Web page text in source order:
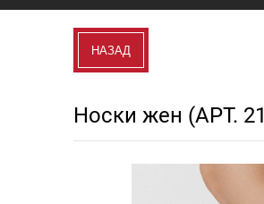
НАЗАД
Носки жен (АРТ.